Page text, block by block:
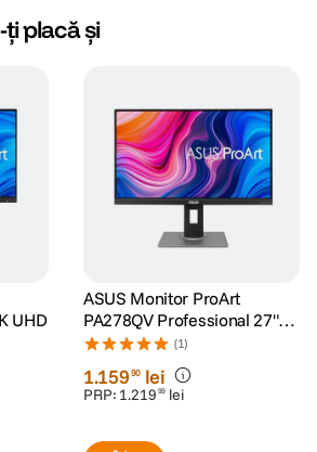
placă și
UHD
ASUS Monitor ProArt
PA278QV Professional 27"
IPS WQHD 2560 x 1440
(1)
1.15990 lei
PRP: 1.219 99 lei